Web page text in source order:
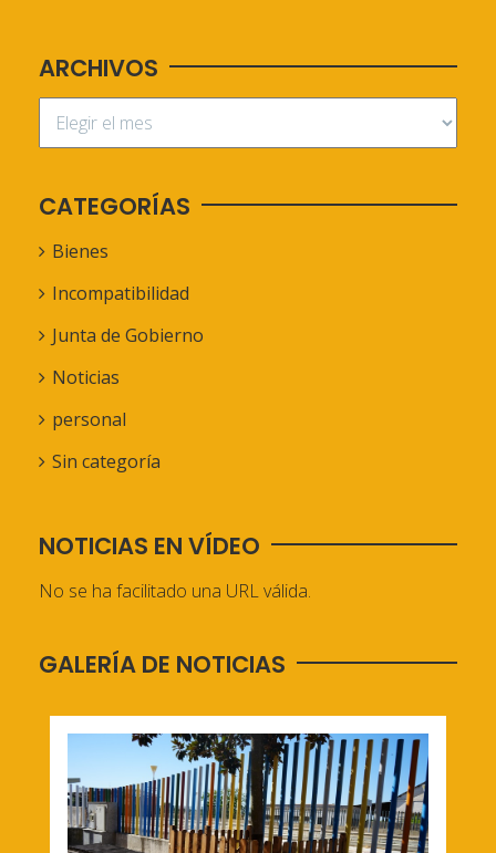
ARCHIVOS
CATEGORÍAS
Bienes
Incompatibilidad
Junta de Gobierno
Noticias
personal
Sin categoría
NOTICIAS EN VÍDEO
No se ha facilitado una URL válida.
GALERÍA DE NOTICIAS